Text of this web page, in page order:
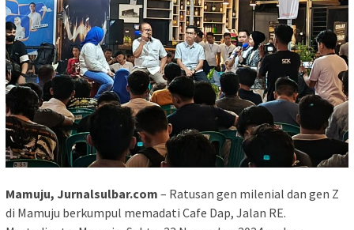
Mamuju, Jurnalsulbar.com – Ratusan gen milenial dan gen Z
di Mamuju berkumpul memadati Cafe Dap, Jalan RE.